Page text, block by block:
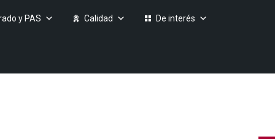
y PAS Calidad De interés